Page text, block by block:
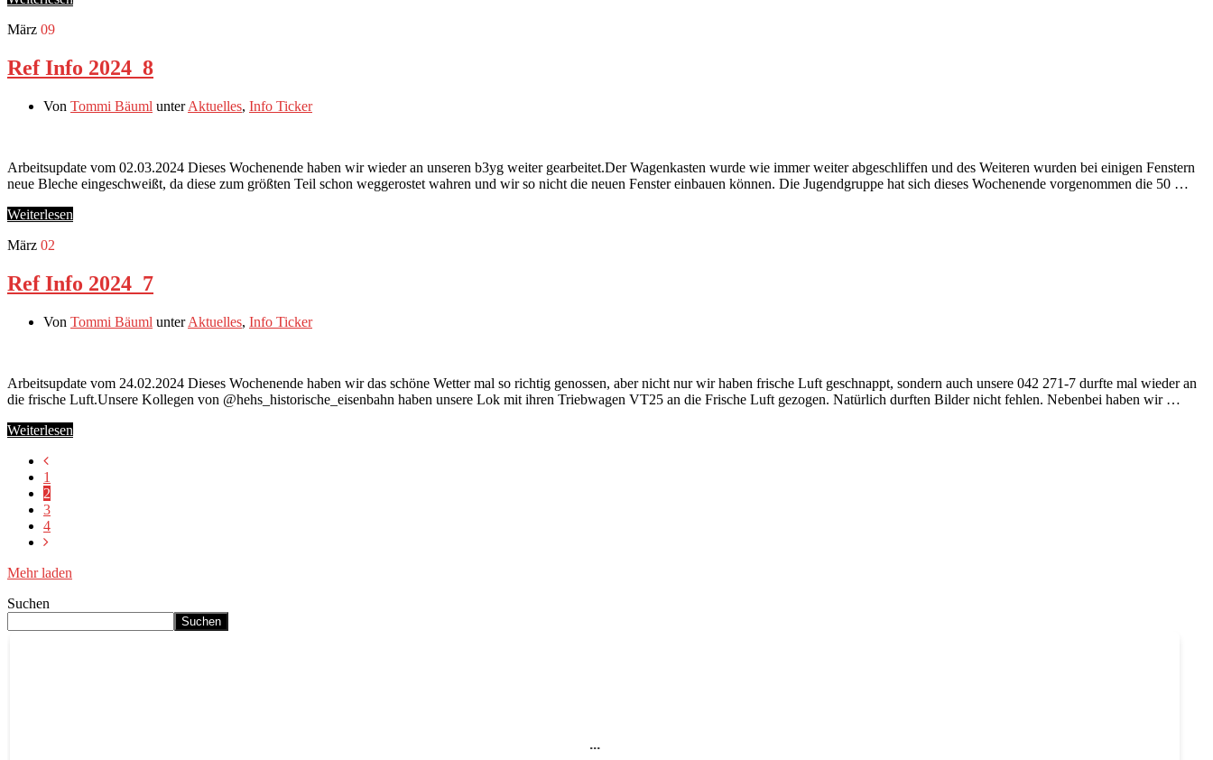
März 09
Ref Info 2024_8
Von Tommi Bäuml unterAktuelles, Info Ticker
Arbeitsupdate vom 02.03.2024 Dieses Wochenende haben wir wieder an unseren b3yg weiter gearbeitet.Der Wagenkasten wurde wie immer weiter abgeschliffen und des Weiteren wurden bei einigen Fenstern
neue Bleche eingeschweißt, da diese zum größten Teil schon weggerostet wahren und wir so nicht die neuen Fenster einbauen können. Die Jugendgruppe hat sich dieses Wochenende vorgenommen die 50 …
Weiterlesen
März 02
Ref Info 2024_7
Von Tommi Bäuml unterAktuelles, Info Ticker
Arbeitsupdate vom 24.02.2024 Dieses Wochenende haben wir das schöne Wetter mal so richtig genossen, aber nicht nur wir haben frische Luft geschnappt, sondern auch unsere 042 271-7 durfte mal wieder an
die frische Luft.Unsere Kollegen von @hehs_historische_eisenbahn haben unsere Lok mit ihren Triebwagen VT25 an die Frische Luft gezogen. Natürlich durften Bilder nicht fehlen. Nebenbei haben wir …
Weiterlesen
1
2
3
4
Mehr laden
Suchen
Suchen